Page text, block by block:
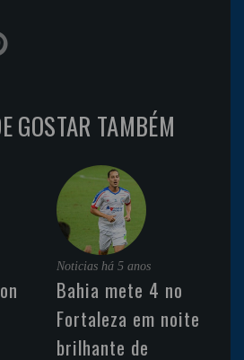
GOSTAR TAMBÉM
Noticias há 5 anos
Bahia mete 4 no
Fortaleza em noite
brilhante de